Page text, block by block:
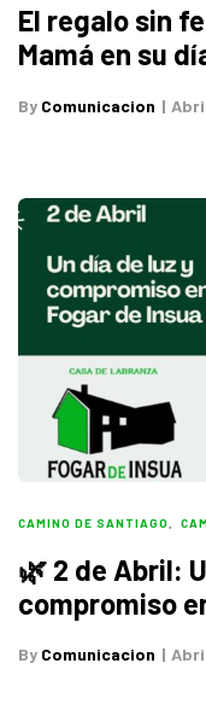
El regalo sin
Mamá en su
By Comunicacion
CAMINO DE SANTIAGO
🌿 2 de Abril:
compromiso
By Comunicacion